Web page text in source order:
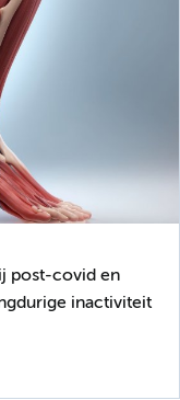
post-covid en
inactiviteit